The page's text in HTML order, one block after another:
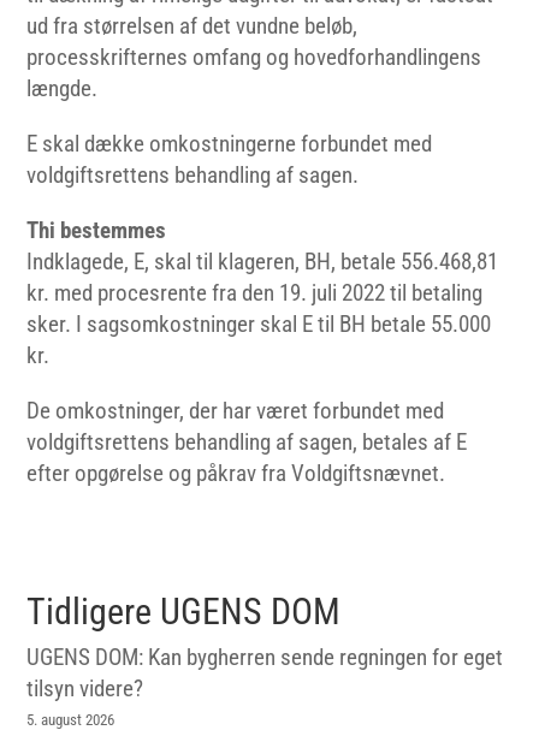
ud fra størrelsen af det vundne beløb,
processkrifternes omfang og hovedforhandlingens
længde.
E skal dække omkostningerne forbundet med
voldgiftsrettens behandling af sagen.
Thi bestemmes
Indklagede, E, skal til klageren, BH, betale 556.468,81
kr. med procesrente fra den 19. juli 2022 til betaling
sker. I sagsomkostninger skal E til BH betale 55.000
kr.
De omkostninger, der har været forbundet med
voldgiftsrettens behandling af sagen, betales af E
efter opgørelse og påkrav fra Voldgiftsnævnet.
Tidligere UGENS DOM
UGENS DOM: Kan bygherren sende regningen for eget
tilsyn videre?
5. august 2026